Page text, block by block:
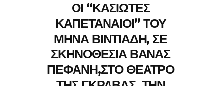
ΟΙ “ΚΑΣΙΩΤΕΣ
ΚΑΠΕΤΑΝΑΙΟΙ” ΤΟΥ
ΜΗΝΑ ΒΙΝΤΙΑΔΗ, ΣΕ
ΣΚΗΝΟΘΕΣΙΑ ΒΑΝΑΣ
ΠΕΦΑΝΗ,ΣΤΟ ΘΕΑΤΡΟ